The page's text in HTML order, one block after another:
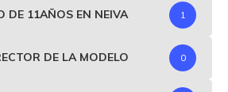
DE 11AÑOS EN NEIVA 1
DE LA MODELO 0